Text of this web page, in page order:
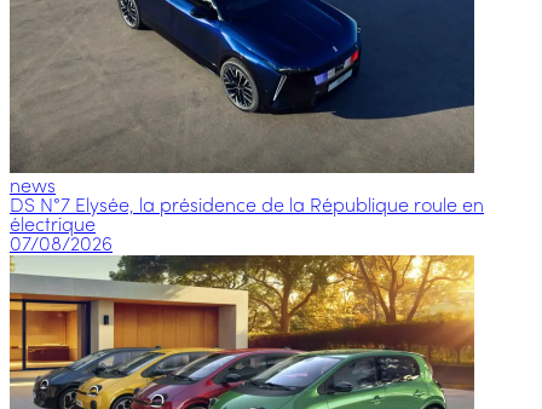
news
DS N°7 Elysée, la présidence de la République roule en
électrique
07/08/2026